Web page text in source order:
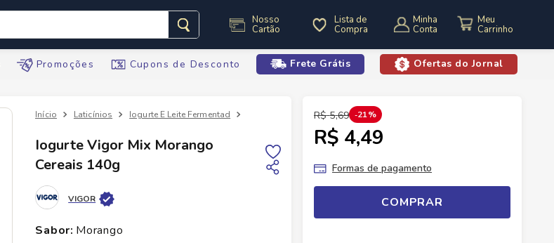
Nosso
Cartão
Lista de
Compra
Minha
Conta
Promoções Cupons de Desconto Frete Grátis Ofertas do Jornal
Laticínios Iogurte E Leite Fermentad Iogurte Vigor Mix Morango Cereais 140g
Iogurte Vigor Mix Morango
Cereais 140g
VIGOR
sabor: morango
R$ 5,69 21%
R$ 4,49
Formas de pagamento
COMPRAR